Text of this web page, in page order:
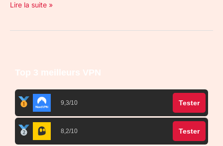
Lire la suite »
Top 3 meilleurs VPN
9,3/10 Tester
8,2/10 Tester